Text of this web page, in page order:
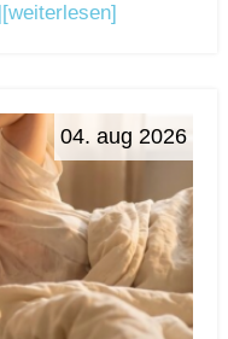
[weiterlesen]
04. aug 2026